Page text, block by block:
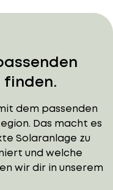
dem passenden
Das macht es
Solaranlage zu
und welche
wir dir in unserem